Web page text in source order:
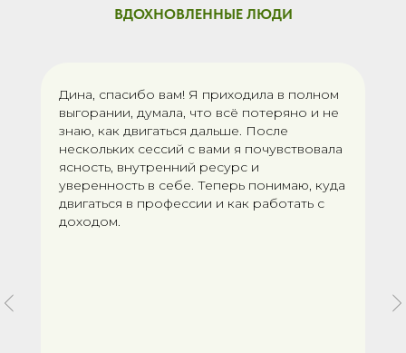
ВДОХНОВЛЕННЫЕ ЛЮДИ
Дина, спасибо вам! Я приходила в полном
выгорании, думала, что всё потеряно и не
знаю, как двигаться дальше. После
нескольких сессий с вами я почувствовала
ясность, внутренний ресурс и
уверенность в себе. Теперь понимаю, куда
двигаться в профессии и как работать с
доходом.